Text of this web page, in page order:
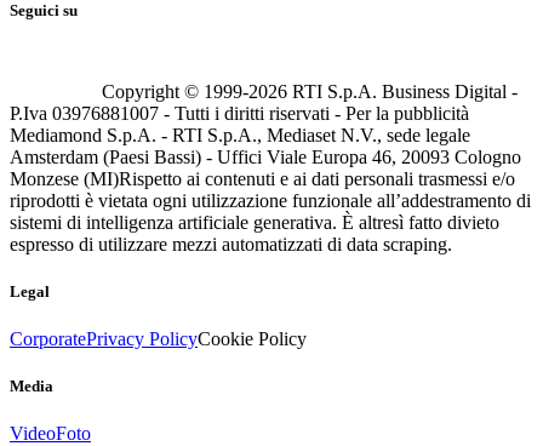
Seguici su
Copyright © 1999-2026 RTI S.p.A. Business Digital -
P.Iva 03976881007 - Tutti i diritti riservati - Per la pubblicità
Mediamond S.p.A. - RTI S.p.A., Mediaset N.V., sede legale
Amsterdam (Paesi Bassi) - Uffici Viale Europa 46, 20093 Cologno
Monzese (MI)Rispetto ai contenuti e ai dati personali trasmessi e/o
riprodotti è vietata ogni utilizzazione funzionale all’addestramento di
sistemi di intelligenza artificiale generativa. È altresì fatto divieto
espresso di utilizzare mezzi automatizzati di data scraping.
Legal
CorporatePrivacy PolicyCookie Policy
Media
VideoFoto